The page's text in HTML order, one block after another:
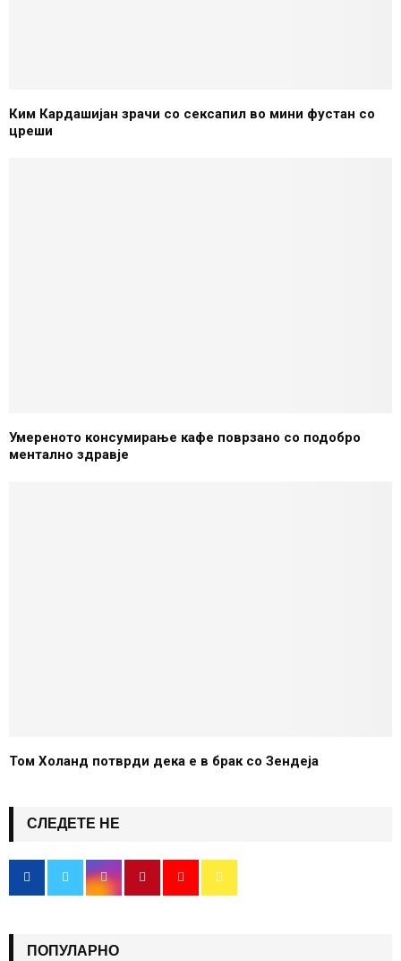
Ким Кардашијан зрачи со сексапил во мини фустан со
цреши
Умереното консумирање кафе поврзанo со подобро
ментално здравје
Том Холанд потврди дека е в брак со Зендеја
СЛЕДЕТЕ НЕ
ПОПУЛАРНО